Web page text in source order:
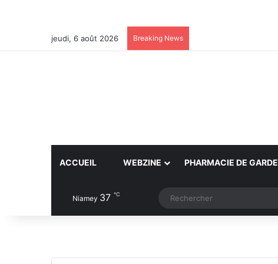
jeudi, 6 août 2026 Breaking News
ACCUEIL WEBZINE PHARMACIE DE GARDE
Niamey 37 ℃ Article Aléatoire
Switch skin